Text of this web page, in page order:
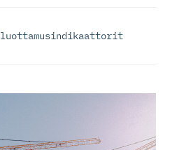
luottamusindikaattorit